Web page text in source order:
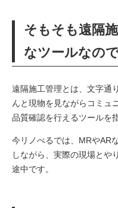
そもそも遠隔
なツールなの
遠隔施工管理とは、文字通
んと現物を見ながらコミュ
品質確認を行えるツールを
今リノべるでは、MRやAR
しながら、実際の現場とや
途中です。